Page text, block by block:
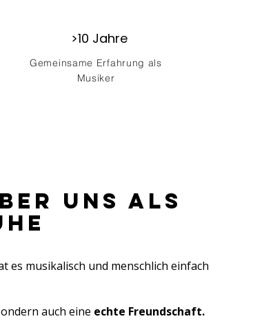
>10 Jahre
Gemeinsame Erfahrung als
Musiker
uns ALS
musikalisch und menschlich einfach
auch eine echte Freundschaft.